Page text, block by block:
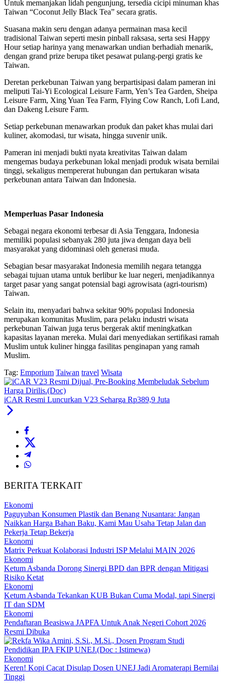
Untuk memanjakan lidah pengunjung, tersedia cicipi minuman khas
Taiwan “Coconut Jelly Black Tea” secara gratis.
Suasana makin seru dengan adanya permainan masa kecil
tradisional Taiwan seperti mesin pinball raksasa, serta sesi Happy
Hour setiap harinya yang menawarkan undian berhadiah menarik,
dengan grand prize berupa tiket pesawat pulang-pergi gratis ke
Taiwan.
Deretan perkebunan Taiwan yang berpartisipasi dalam pameran ini
meliputi Tai-Yi Ecological Leisure Farm, Yen’s Tea Garden, Sheipa
Leisure Farm, Xing Yuan Tea Farm, Flying Cow Ranch, Lofi Land,
dan Dakeng Leisure Farm.
Setiap perkebunan menawarkan produk dan paket khas mulai dari
kuliner, akomodasi, tur wisata, hingga suvenir unik.
Pameran ini menjadi bukti nyata kreativitas Taiwan dalam
mengemas budaya perkebunan lokal menjadi produk wisata bernilai
tinggi, sekaligus mempererat hubungan dan pertukaran wisata
perkebunan antara Taiwan dan Indonesia.
Memperluas Pasar Indonesia
Sebagai negara ekonomi terbesar di Asia Tenggara, Indonesia
memiliki populasi sebanyak 280 juta jiwa dengan daya beli
masyarakat yang didominasi oleh generasi muda.
Sebagian besar masyarakat Indonesia memilih negara tetangga
sebagai tujuan utama untuk berlibur ke luar negeri, menjadikannya
target pasar yang sangat potensial bagi agrowisata (agri-tourism)
Taiwan.
Selain itu, menyadari bahwa sekitar 90% populasi Indonesia
merupakan komunitas Muslim, para pelaku industri wisata
perkebunan Taiwan juga terus bergerak aktif meningkatkan
kapasitas layanan mereka. Mulai dari menyediakan sertifikasi ramah
Muslim untuk kuliner hingga fasilitas penginapan yang ramah
Muslim.
Tag: Emporium Taiwan travel Wisata
iCAR Resmi Luncurkan V23 Seharga Rp389,9 Juta
BERITA TERKAIT
Ekonomi
Paguyuban Konsumen Plastik dan Benang Nusantara: Jangan
Naikkan Harga Bahan Baku, Kami Mau Usaha Tetap Jalan dan
Pekerja Tetap Bekerja
Ekonomi
Matrix Perkuat Kolaborasi Industri ISP Melalui MAIN 2026
Ekonomi
Ketum Asbanda Dorong Sinergi BPD dan BPR dengan Mitigasi
Risiko Ketat
Ekonomi
Ketum Asbanda Tekankan KUB Bukan Cuma Modal, tapi Sinergi
IT dan SDM
Ekonomi
Pendaftaran Beasiswa JAPFA Untuk Anak Negeri Cohort 2026
Resmi Dibuka
Ekonomi
Keren! Kopi Cacat Disulap Dosen UNEJ Jadi Aromaterapi Bernilai
Tinggi